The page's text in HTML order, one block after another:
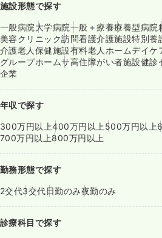
施設形態で探す
一般病院大学病院一般＋療養療養型病院
美容クリニック訪問看護介護施設特別養
介護老人保健施設有料老人ホームデイケ
グループホームサ高住障がい者施設健診
企業
年収で探す
300万円以上400万円以上 500万円以上
700万円以上800万円以上
勤務形態で探す
2交代3交代日勤のみ夜勤のみ
診療科目で探す